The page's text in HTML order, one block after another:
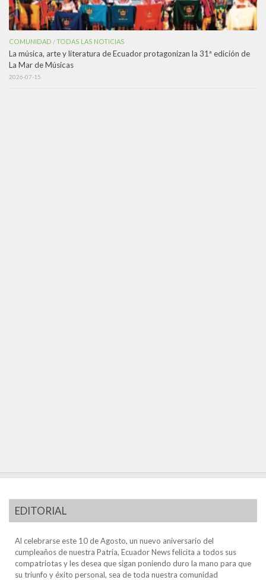
COMUNIDAD /TODAS LAS NOTICIAS
La música, arte y literatura de Ecuador protagonizan la 31ª edición de
La Mar de Músicas
2026-07-15
EDITORIAL
Al celebrarse este 10 de Agosto, un nuevo aniversario del
cumpleaños de nuestra Patria, Ecuador News felicita a todos sus
compatriotas y les desea que sigan poniendo duro la mano para que
su triunfo y éxito personal, sea de toda nuestra comunidad